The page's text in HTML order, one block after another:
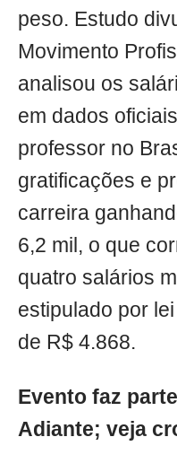
peso. Estudo
Movimento
analisou os
em dados
professor no
gratificações e
carreira
6,2 mil, o que
quatro salários
estipulado por
de R$ 4.868.
Evento faz
Adiante; veja